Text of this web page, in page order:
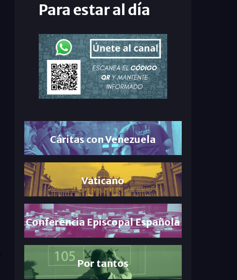
Para estar al día
Cáritas con Venezuela
Vaticano
Conferencia Episcopal Española
Por tantos